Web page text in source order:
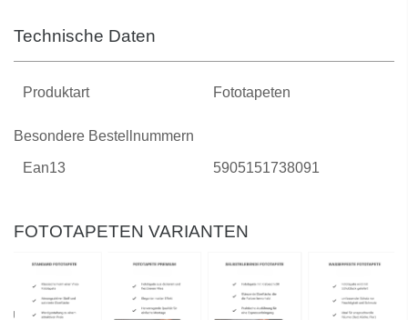
Technische Daten
Produktart Fototapeten
Besondere Bestellnummern
Ean13 5905151738091
FOTOTAPETEN VARIANTEN